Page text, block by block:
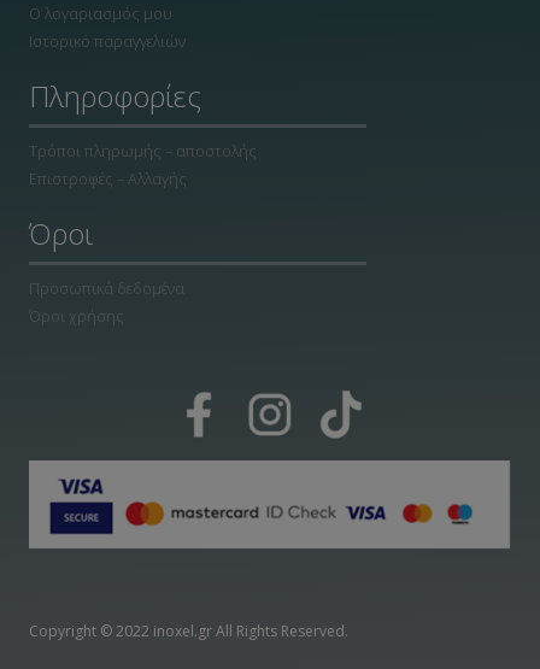
Ο λογαριασμός μου
Ιστορικό παραγγελιών
Πληροφορίες
Τρόποι πληρωμής – αποστολής
Επιστροφές – Αλλαγής
Όροι
Προσωπικά δεδομένα
Όροι χρήσης
Copyright © 2022 inoxel.gr All Rights Reserved.